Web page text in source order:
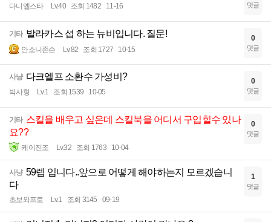
다니엘스타 Lv.40 조회 1482 11-16 댓글
기타 발라카스 섭 하는 뉴비입니다. 질문!
안소니존슨 Lv.82 조회 1727 10-15
0
댓글
사냥 다크엘프 소환수 가성비?
박사형 Lv.1 조회 1539 10-05
0
댓글
기타 스킬을 배우고 싶은데 스킬북을 어디서 구입힐수 있나
요??
케이진조 Lv.32 조회 1763 10-04
0
댓글
사냥 59렙 입니다..앞으로 어떻게 해야하는지 모르겠습니
다
초보와프로 Lv.1 조회 3145 09-19
1
댓글